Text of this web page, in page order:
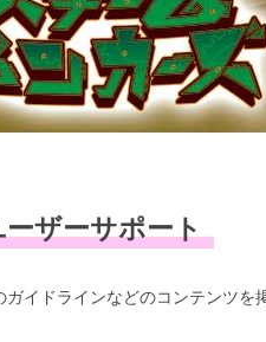
ーザーサポート
ガイドラインなどのコンテンツを